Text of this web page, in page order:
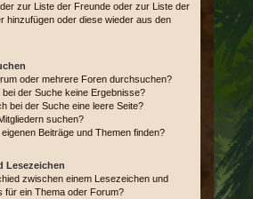
zur Liste der Freunde oder zur Liste der
hinzufügen oder diese wieder aus den
oder mehrere Foren durchsuchen?
der Suche keine Ergebnisse?
bei der Suche eine leere Seite?
suchen?
Beiträge und Themen finden?
Lesezeichen
zwischen einem Lesezeichen und
für ein Thema oder Forum?